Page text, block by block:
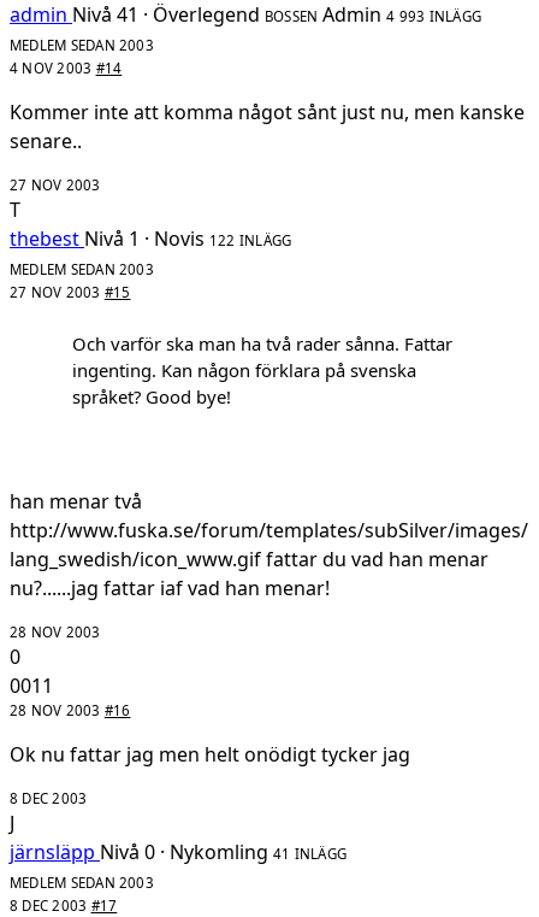
admin Nivå 41 · Överlegend BOSSEN Admin 4 993 INLÄGG
MEDLEM SEDAN 2003
4 NOV 2003 #14
Kommer inte att komma något sånt just nu, men kanske
senare..
27 NOV 2003
T
thebest Nivå 1 · Novis 122 INLÄGG
MEDLEM SEDAN 2003
27 NOV 2003 #15
Och varför ska man ha två rader sånna. Fattar
ingenting. Kan någon förklara på svenska
språket? Good bye!
han menar två
http://www.fuska.se/forum/templates/subSilver/images/
lang_swedish/icon_www.giffattar du vad han menar
nu?......jag fattar iaf vad han menar!
28 NOV 2003
0
0011
28 NOV 2003 #16
Ok nu fattar jag men helt onödigt tycker jag
8 DEC 2003
J
järnsläpp Nivå 0 · Nykomling 41 INLÄGG
MEDLEM SEDAN 2003
8 DEC 2003 #17